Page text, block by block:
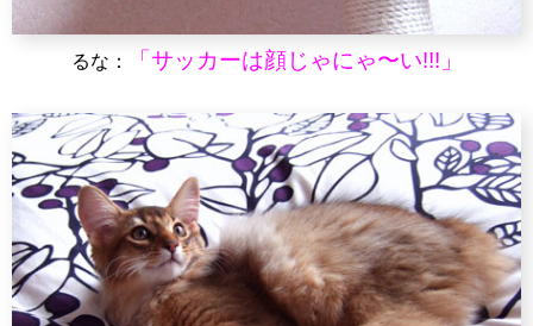
るな： 「サッカーは顔じゃにゃ〜い!!!」